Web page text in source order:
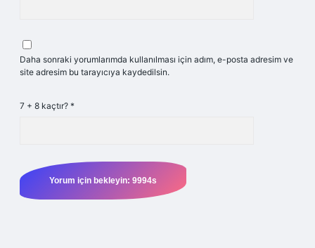
Daha sonraki yorumlarımda kullanılması için adım, e-posta adresim ve
site adresim bu tarayıcıya kaydedilsin.
7 + 8 kaçtır? *